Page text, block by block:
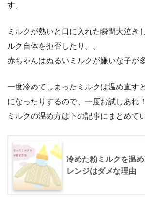
す。
ミルクが熱いと口に入れた瞬間大泣き
ルク自体を拒否したり。。
赤ちゃんはぬるいミルクが嫌いな子が
一度冷めてしまったミルクは温め直す
になったりするので、一度お試しあれ！
ミルクの温め方は下の記事にまとめて
冷めた粉ミルクを温
レンジはダメな理由